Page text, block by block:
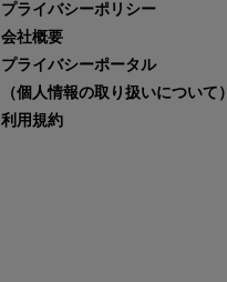
プライバシーポリシー
会社概要
プライバシーポータル
（個人情報の取り扱いについて）
利用規約